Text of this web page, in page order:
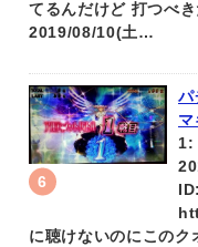
てるんだけど 打つべ
2019/08/10(土…
パ
1:
に聴けないのにこの